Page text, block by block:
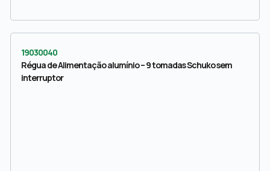
19030040
Régua de Alimentação alumínio – 9 tomadas Schuko sem
interruptor